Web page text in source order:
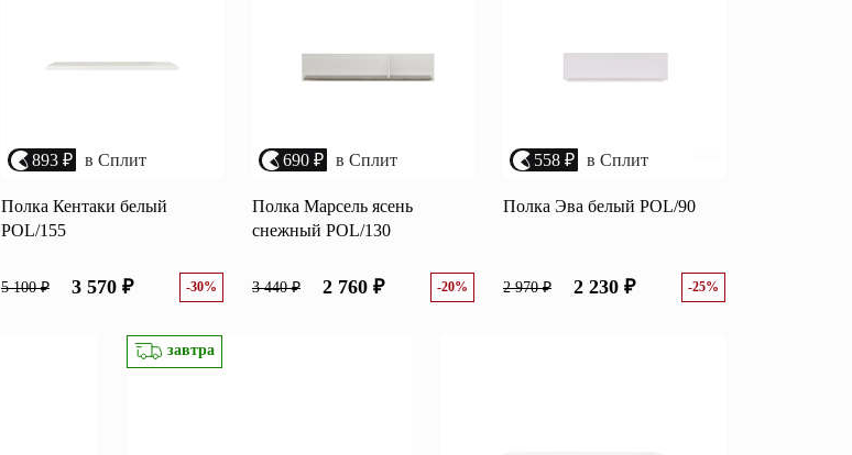
893 ₽ в Сплит
Полка Кентаки белый
POL/155
5 100 ₽ 3 570 ₽ -30%
690 ₽ в Сплит
Полка Марсель ясень
снежный POL/130
3 440 ₽ 2 760 ₽ -20%
558 ₽ в Сплит
Полка Эва белый POL/90
2 970 ₽ 2 230 ₽ -25%
завтра